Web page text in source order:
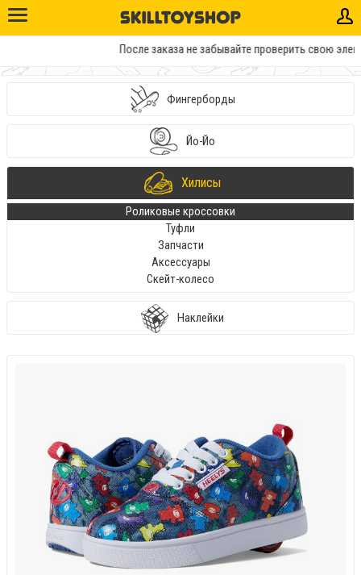
После заказа не забывайте проверить свою
Фингерборды
Йо-Йо
Хилисы
Роликовые кроссовки
Туфли
Запчасти
Аксессуары
Скейт-колесо
Наклейки